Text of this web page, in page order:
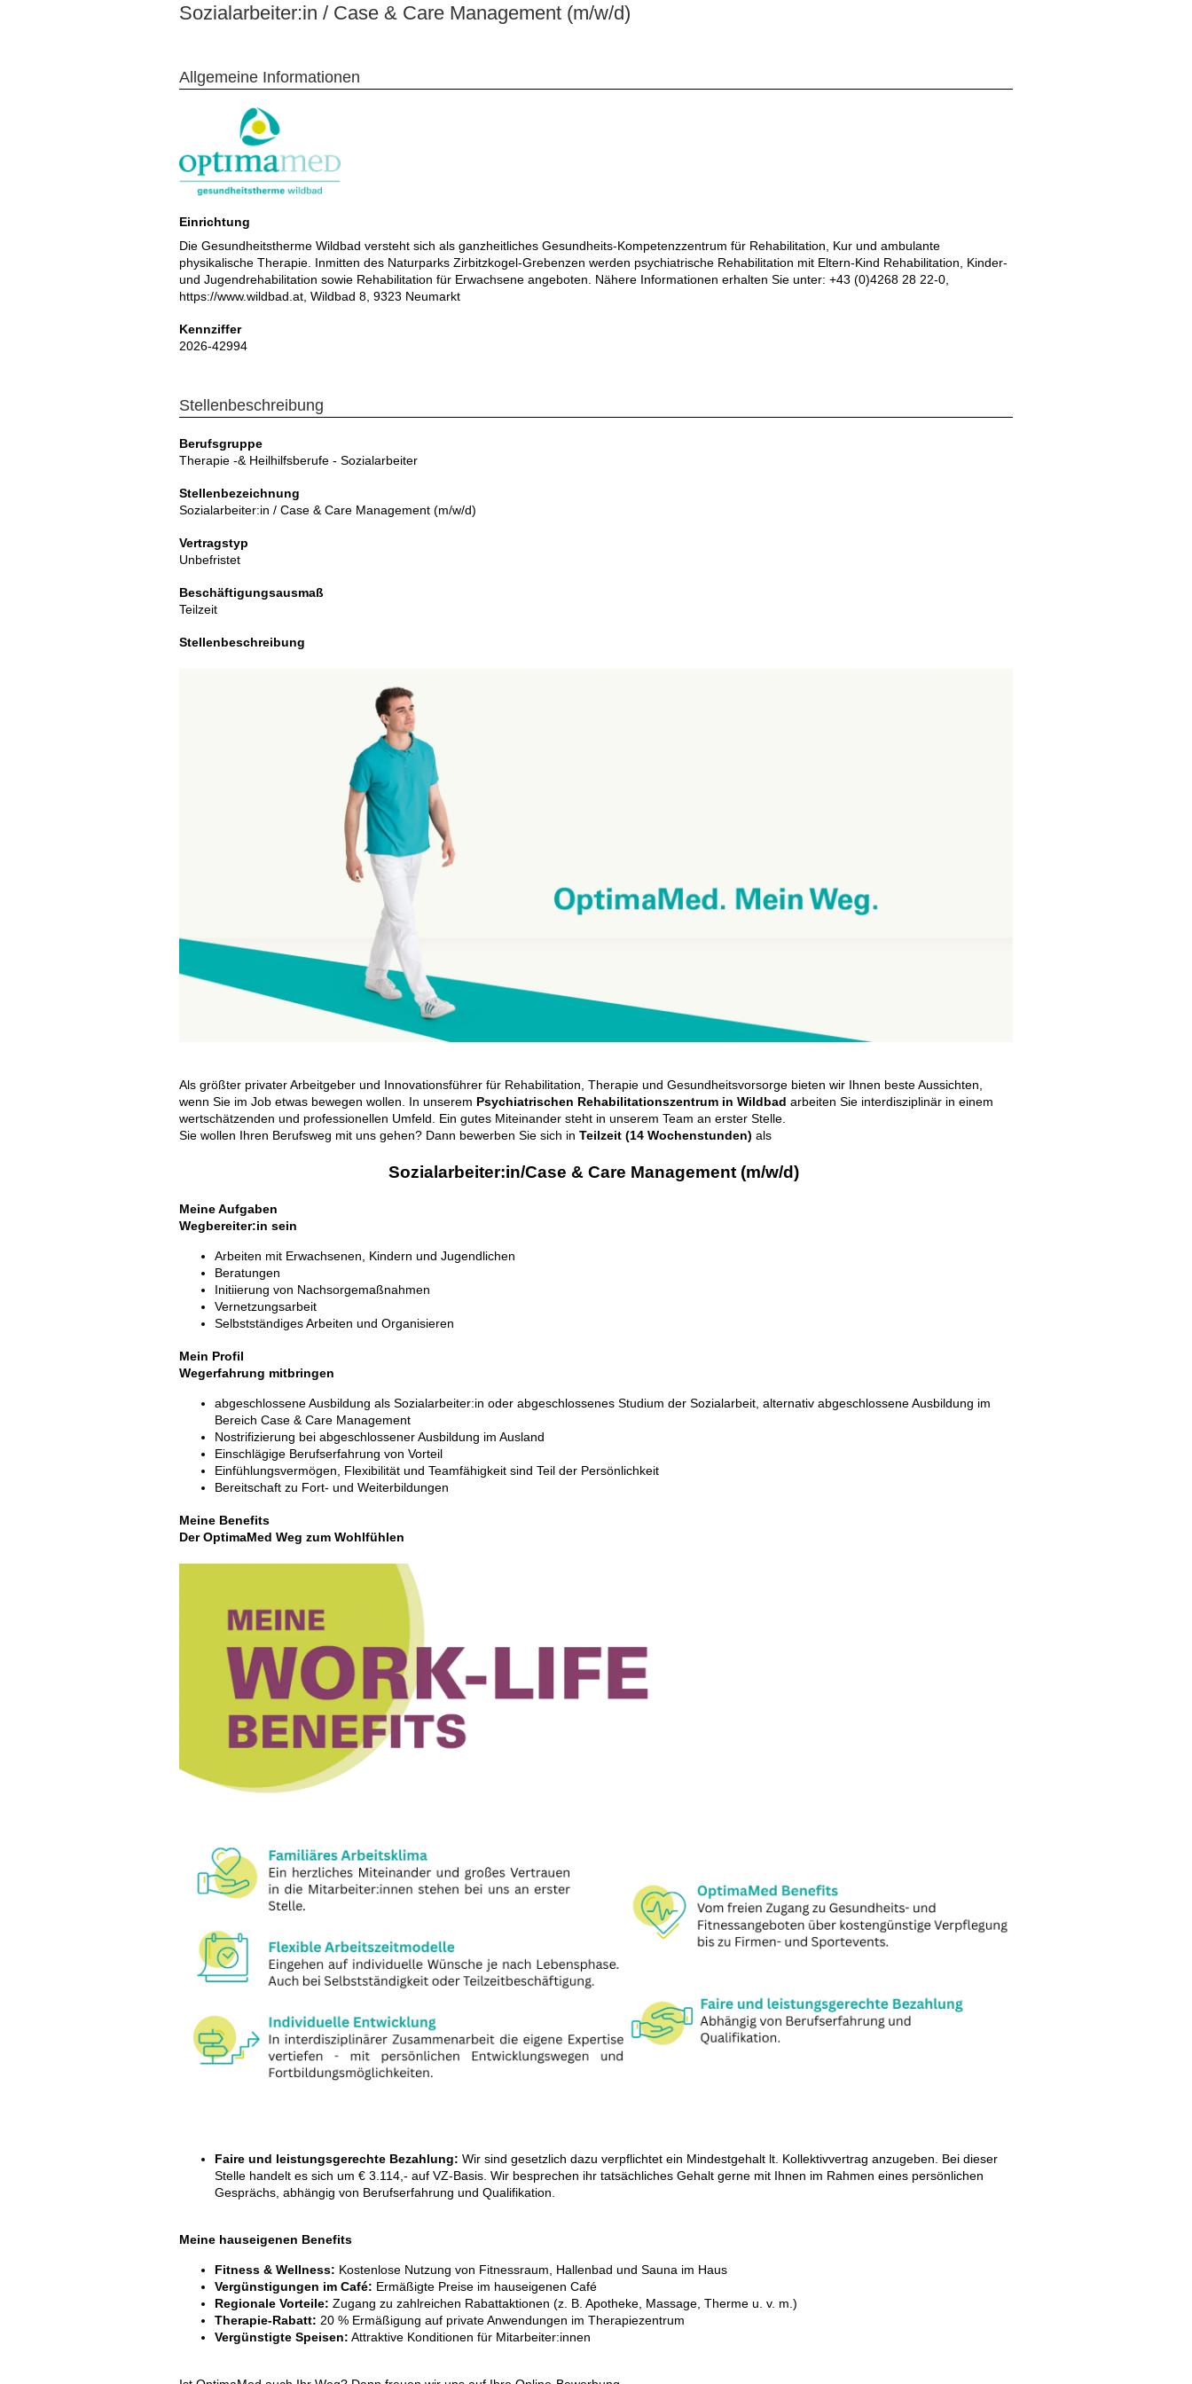
Sozialarbeiter:in / Case & Care Management (m/w/d)
Allgemeine Informationen
Einrichtung
Die Gesundheitstherme Wildbad versteht sich als ganzheitliches Gesundheits-Kompetenzzentrum für Rehabilitation, Kur und ambulante
physikalische Therapie. Inmitten des Naturparks Zirbitzkogel-Grebenzen werden psychiatrische Rehabilitation mit Eltern-Kind Rehabilitation, Kinder-
und Jugendrehabilitation sowie Rehabilitation für Erwachsene angeboten. Nähere Informationen erhalten Sie unter: +43 (0)4268 28 22-0,
https://www.wildbad.at, Wildbad 8, 9323 Neumarkt
Kennziffer
2026-42994
Stellenbeschreibung
Berufsgruppe
Therapie -& Heilhilfsberufe - Sozialarbeiter
Stellenbezeichnung
Sozialarbeiter:in / Case & Care Management (m/w/d)
Vertragstyp
Unbefristet
Beschäftigungsausmaß
Teilzeit
Stellenbeschreibung
Als größter privater Arbeitgeber und Innovationsführer für Rehabilitation, Therapie und Gesundheitsvorsorge bieten wir Ihnen beste Aussichten,
wenn Sie im Job etwas bewegen wollen. In unserem Psychiatrischen Rehabilitationszentrum in Wildbad arbeiten Sie interdisziplinär in einem
wertschätzenden und professionellen Umfeld. Ein gutes Miteinander steht in unserem Team an erster Stelle.
Sie wollen Ihren Berufsweg mit uns gehen? Dann bewerben Sie sich in Teilzeit (14 Wochenstunden) als
Sozialarbeiter:in/Case & Care Management (m/w/d)
Meine Aufgaben
Wegbereiter:in sein
Arbeiten mit Erwachsenen, Kindern und Jugendlichen
Beratungen
Initiierung von Nachsorgemaßnahmen
Vernetzungsarbeit
Selbstständiges Arbeiten und Organisieren
Mein Profil
Wegerfahrung mitbringen
abgeschlossene Ausbildung als Sozialarbeiter:in oder abgeschlossenes Studium der Sozialarbeit, alternativ abgeschlossene Ausbildung im
Bereich Case & Care Management
Nostrifizierung bei abgeschlossener Ausbildung im Ausland
Einschlägige Berufserfahrung von Vorteil
Einfühlungsvermögen, Flexibilität und Teamfähigkeit sind Teil der Persönlichkeit
Bereitschaft zu Fort- und Weiterbildungen
Meine Benefits
Der OptimaMed Weg zum Wohlfühlen
Faire und leistungsgerechte Bezahlung: Wir sind gesetzlich dazu verpflichtet ein Mindestgehalt lt. Kollektivvertrag anzugeben. Bei dieser
Stelle handelt es sich um € 3.114,- auf VZ-Basis. Wir besprechen ihr tatsächliches Gehalt gerne mit Ihnen im Rahmen eines persönlichen
Gesprächs, abhängig von Berufserfahrung und Qualifikation.
Meine hauseigenen Benefits
Fitness & Wellness: Kostenlose Nutzung von Fitnessraum, Hallenbad und Sauna im Haus
Vergünstigungen im Café: Ermäßigte Preise im hauseigenen Café
Regionale Vorteile: Zugang zu zahlreichen Rabattaktionen (z. B. Apotheke, Massage, Therme u. v. m.)
Therapie-Rabatt: 20 % Ermäßigung auf private Anwendungen im Therapiezentrum
Vergünstigte Speisen: Attraktive Konditionen für Mitarbeiter:innen